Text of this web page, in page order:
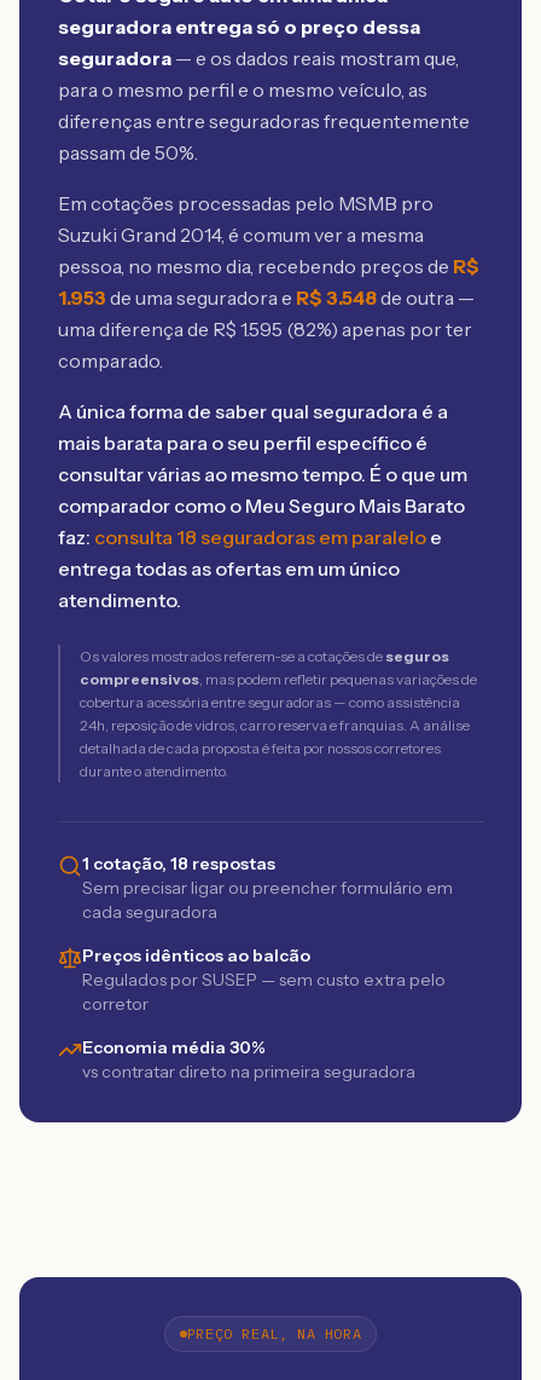
seguradora entrega só o preço dessa
seguradora — e os dados reais mostram que,
para o mesmo perfil e o mesmo veículo, as
diferenças entre seguradoras frequentemente
passam de 50%.
Em cotações processadas pelo MSMB pro
Suzuki Grand 2014, é comum ver a mesma
pessoa, no mesmo dia, recebendo preços de R$
1.953 de uma seguradora e R$ 3.548de outra —
uma diferença de R$ 1.595 (82%) apenas por ter
comparado.
A única forma de saber qual seguradora é a
mais barata para o seu perfil específico é
consultar várias ao mesmo tempo. É o que um
comparador como o Meu Seguro Mais Barato
faz: consulta 18 seguradoras em paralelo e
entrega todas as ofertas em um único
atendimento.
Os valores mostrados referem-se a cotações de seguros
compreensivos, mas podem refletir pequenas variações de
cobertura acessória entre seguradoras — como assistência
24h, reposição de vidros, carro reserva e franquias. A análise
detalhada de cada proposta é feita por nossos corretores
durante o atendimento.
1 cotação, 18 respostas
Sem precisar ligar ou preencher formulário em
cada seguradora
Preços idênticos ao balcão
Regulados por SUSEP — sem custo extra pelo
corretor
Economia média 30%
vs contratar direto na primeira seguradora
PREÇO REAL, NA HORA